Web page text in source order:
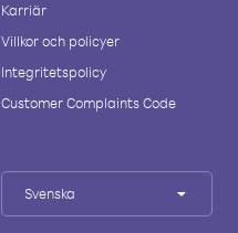
Karriär
Villkor och policyer
Integritetspolicy
Customer Complaints Code
Svenska